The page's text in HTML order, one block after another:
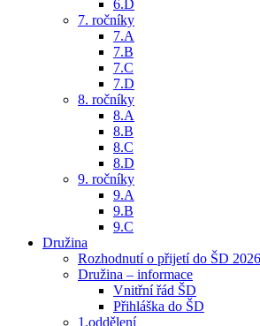
6.D
7. ročníky
7.A
7.B
7.C
7.D
8. ročníky
8.A
8.B
8.C
8.D
9. ročníky
9.A
9.B
9.C
Družina
Rozhodnutí o přijetí do ŠD
Družina – informace
Vnitřní řád ŠD
Přihláška do ŠD
1.oddělení